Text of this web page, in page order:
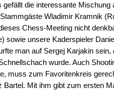
die interessante
Wladimir Kramnik
Chess-Meeting nicht
sowie unsere Kaderspieler
man auf Sergej Karjakin
wurde. Auch
muss zum Favoritenkreis
Bartel. Mit ihm gibt zum ersten